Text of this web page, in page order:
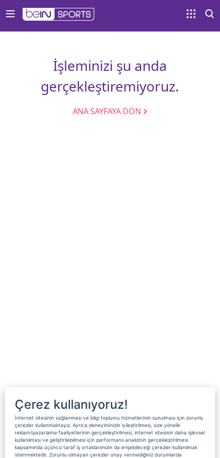
İşleminizi şu anda
gerçekleştiremiyoruz.
ANA SAYFAYA DÖN
Çerez kullanıyoruz!
İnternet sitesinin sağlanması ve bilgi toplumu hizmetlerinin sunulması için zorunlu
çerezler kullanmaktayız. Ayrıca deneyiminizin iyileştirilmesi, size yönelik
reklam/pazarlama faaliyetlerinin gerçekleştirilmesi, internet sitesinin daha işlevsel
kullanılması ve geliştirilebilmesi için performans analizinin gerçekleştirilmesi
kapsamında üçüncü taraf iş ortaklarımızın da erişebileceği çerezler kullanılmak
istenmektedir. Zorunlu olmayan çerezler onay vermediğiniz durumlarda